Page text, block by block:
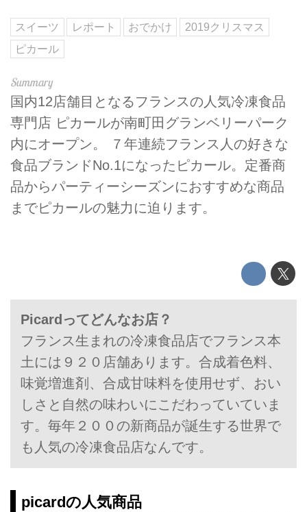
スイーツ レポート おでかけ
2019クリスマス
ピカール
国内12店舗目となるフランスの人気冷凍食品
専門店 ピカールが南町田グランベリーパーク
内にオープン。 ７年連続フランス人の好きな
食品ブランドNo.1になったピカール。定番商
品からパーティーシーズンにおすすめな商品
までピカールの魅力に迫ります。
Picardってどんなお店？
フランス生まれの冷凍食品店でフランス本
土には９２０店舗あります。合成着色料、
味覚増進剤、合成甘味料を使用せず、おい
しさと自然の味わいにこだわっていていま
す。毎年２００の新商品が誕生する世界で
も人気の冷凍食品店なんです。
picardの人気商品